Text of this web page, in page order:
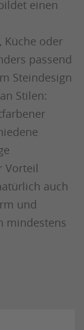
einen
Küche oder
passend
Steindesign
Stilen:
Vorteil
auch
und
mindestens